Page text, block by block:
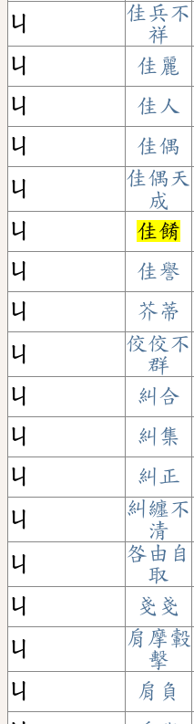
ㄐ
佳兵不
祥
ㄐ
佳麗
ㄐ
佳人
ㄐ
佳偶
ㄐ
佳偶天
成
ㄐ
佳餚
ㄐ
佳譽
ㄐ
芥蒂
ㄐ
佼佼不
群
ㄐ
糾合
ㄐ
糾集
ㄐ
糾正
ㄐ
糾纏不
清
ㄐ
咎由自
取
ㄐ
戔戔
ㄐ
肩摩轂
擊
ㄐ
肩負